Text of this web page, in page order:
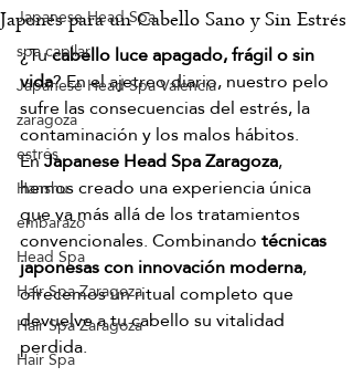
Japanese Head Spa
spa capilar
Japanese Head Spa Valencia
zaragoza
estrés
Hanshu
embarazo
Head Spa
Hair Spa Zaragoza
Hair Spa Zaragoza
Hair Spa
Japonés para un Cabello Sano y Sin Estrés
¿Tu cabello luce apagado, frágil o sin
vida? En el ajetreo diario, nuestro pelo
sufre las consecuencias del estrés, la
contaminación y los malos hábitos.
En Japanese Head Spa Zaragoza,
hemos creado una experiencia única
que va más allá de los tratamientos
convencionales. Combinando técnicas
japonesas con innovación moderna,
ofrecemos un ritual completo que
devuelve a tu cabello su vitalidad
perdida.